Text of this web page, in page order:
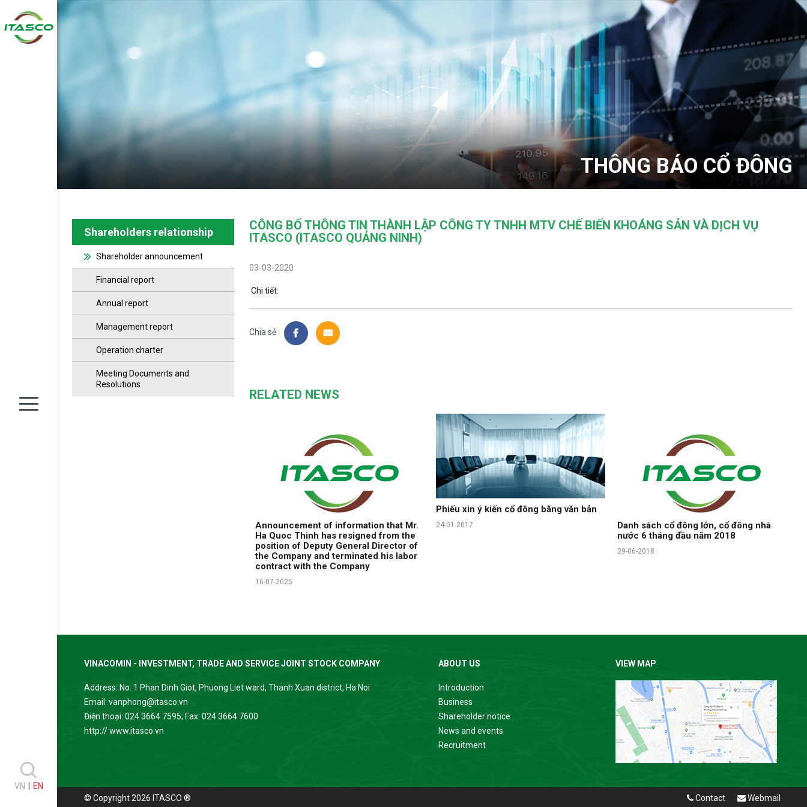
VN EN
THÔNG BÁO CỔ ĐÔNG
Shareholders relationship
Shareholder announcement
Financial report
Annual report
Management report
Operation charter
Meeting Documents and
Resolutions
CÔNG BỐ THÔNG TIN THÀNH LẬP CÔNG TY TNHH MTV CHẾ BIẾN KHOÁNG SẢN VÀ DỊCH VỤ
ITASCO (ITASCO QUẢNG NINH)
03-03-2020
Chi tiết:
Chia sẻ
RELATED NEWS
Announcement of information that Mr.
Ha Quoc Thinh has resigned from the
position of Deputy General Director of
the Company and terminated his labor
contract with the Company
16-07-2025
Phiếu xin ý kiến cổ đông bằng văn bản
24-01-2017
Danh sách cổ đông lớn, cổ đông nhà
nước 6 tháng đầu năm 2018
29-06-2018
VINACOMIN - INVESTMENT, TRADE AND SERVICE JOINT STOCK COMPANY
Address: No. 1 Phan Dinh Giot, Phuong Liet ward, Thanh Xuan district, Ha Noi
Email: vanphong@itasco.vn
Điện thoại: 024 3664 7595; Fax: 024 3664 7600
http:// www.itasco.vn
ABOUT US
Introduction
Business
Shareholder notice
News and events
Recruitment
VIEW MAP
© Copyright 2026 ITASCO ® Contact Webmail